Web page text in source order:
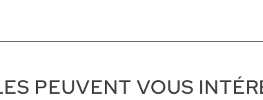
PEUVENT VOUS